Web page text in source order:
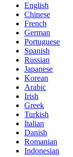
English
Chinese
French
German
Portuguese
Spanish
Russian
Japanese
Korean
Arabic
Irish
Greek
Turkish
Italian
Danish
Romanian
Indonesian